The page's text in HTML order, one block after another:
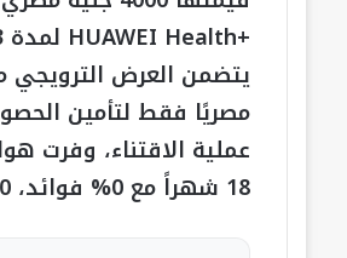
+HUAWEI Health لمدة 3 أشهر بقيمة 419.9 جنيه مصري ليوفر لك تجربة صحية شاملة.
عملية الاقتناء، وفرت
18 شهراً مع 0% فوائد، 0% مصاريف إدارية، و0% مقدم عند حجز الساعة.